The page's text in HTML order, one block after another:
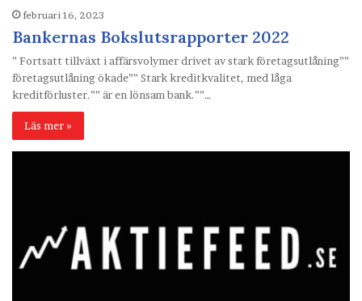
februari 16, 2023
Bankernas Bokslutsrapporter 2022
” Fortsatt tillväxt i affärsvolymer drivet av stark företagsutlåning””
företagsutlåning ökade”” Stark kreditkvalitet, med låga
kreditförluster.”” är en lönsam bank.””…
Läs mer »